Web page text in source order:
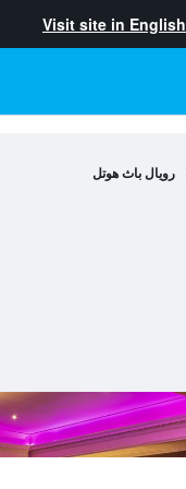
Visit site in English
رويال باث هوتل